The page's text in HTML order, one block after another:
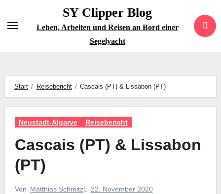
SY Clipper Blog
Leben, Arbeiten und Reisen an Bord einer
Segelyacht
Start Reisebericht Cascais (PT) & Lissabon (PT)
Neustadt-Algarve Reisebericht
Cascais (PT) & Lissabon
(PT)
Von Matthias Schmitz 22. November 2020